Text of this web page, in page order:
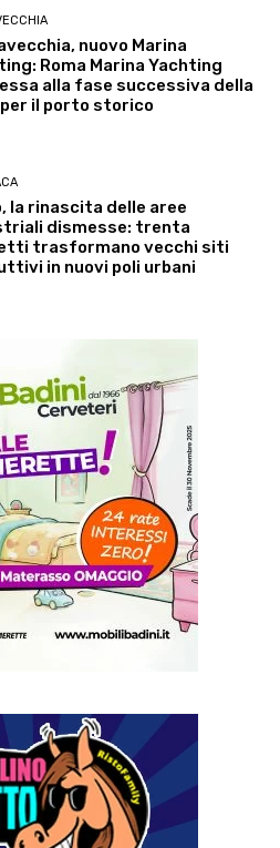
nuovo Marina
Roma Marina Yachting
alla fase successiva della
il porto storico
la rinascita delle aree
dismesse: trenta
trasformano vecchi siti
in nuovi poli urbani